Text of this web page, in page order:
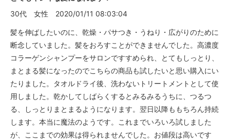
30代
女性 2020/01/11 08:03:04
髪を伸ばしたいのに、乾燥・パサつき・うねり・広がりのために
断念していました。髪をおろすことができませんでした。高濃度
コラーゲンシャンプーをサロンですすめられ、とてもしっとり、
まとまる髪になったのでこちらの商品も試したいと思い購入にい
たりました。タオルドライ後、洗わないトリートメントとして使
用しました。乾かしてしばらくするとみるみるうちに、つるつ
る、しっとりまとまるようになります。翌日以降ももちろん持続
します。本当に魔法のようです。これまでいろいろ試しました
が、ここまでの効果は得られませんでした。お値段は高いです